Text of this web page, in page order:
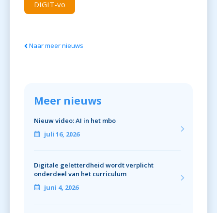
DIGIT-vo
Naar meer nieuws
Meer nieuws
Nieuw video: AI in het mbo
juli 16, 2026
Digitale geletterdheid wordt verplicht
onderdeel van het curriculum
juni 4, 2026